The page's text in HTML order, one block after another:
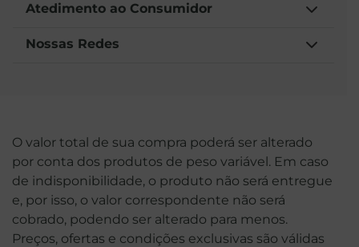
Atedimento ao Consumidor
Nossas Redes
O valor total de sua compra poderá ser alterado
por conta dos produtos de peso variável. Em caso
de indisponibilidade, o produto não será entregue
e, por isso, o valor correspondente não será
cobrado, podendo ser alterado para menos.
Preços, ofertas e condições exclusivas são válidas